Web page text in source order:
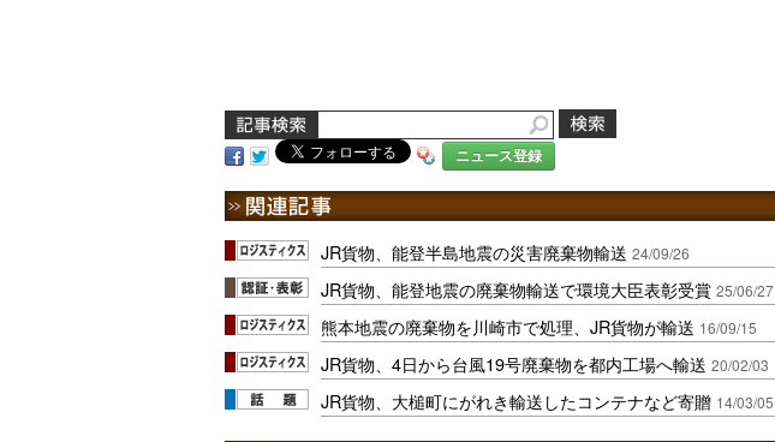
ニュース登録
JR貨物、能登半島地震の災害廃棄物輸送 24/09/26
JR貨物、能登地震の廃棄物輸送で環境大臣表彰受賞 25/06/27
熊本地震の廃棄物を川崎市で処理、JR貨物が輸送 16/09/15
JR貨物、4日から台風19号廃棄物を都内工場へ輸送 20/02/03
JR貨物、大槌町にがれき輸送したコンテナなど寄贈 14/03/05